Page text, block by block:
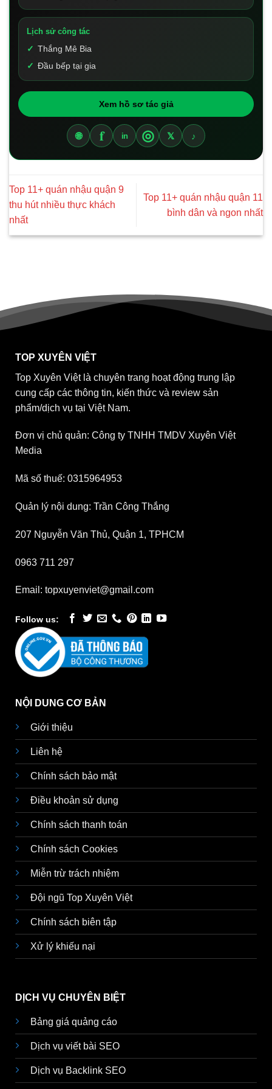
Lịch sử công tác
Thắng Mê Bia
Đầu bếp tại gia
Xem hồ sơ tác giả
🌐 f in ◎ 𝕏 ♪
Top 11+ quán nhậu quận 9
thu hút nhiều thực khách
nhất
Top 11+ quán nhậu quận 11
bình dân và ngon nhất
TOP XUYÊN VIỆT
Top Xuyên Việt là chuyên trang hoạt động trung lập
cung cấp các thông tin, kiến thức và review sản
phẩm/dịch vụ tại Việt Nam.
Đơn vị chủ quản: Công ty TNHH TMDV Xuyên Việt
Media
Mã số thuế: 0315964953
Quản lý nội dung: Trần Công Thắng
207 Nguyễn Văn Thủ, Quận 1, TPHCM
0963 711 297
Email: topxuyenviet@gmail.com
Follow us:
NỘI DUNG CƠ BẢN
Giới thiệu
Liên hệ
Chính sách bảo mật
Điều khoản sử dụng
Chính sách thanh toán
Chính sách Cookies
Miễn trừ trách nhiệm
Đội ngũ Top Xuyên Việt
Chính sách biên tập
Xử lý khiếu nại
DỊCH VỤ CHUYÊN BIỆT
Bảng giá quảng cáo
Dịch vụ viết bài SEO
Dịch vụ Backlink SEO